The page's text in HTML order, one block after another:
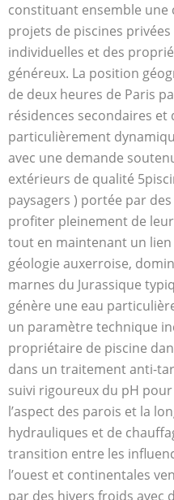
constituant ensemble une
projets de piscines
individuelles et des
généreux. La position
de deux heures de Paris
résidences secondaires et
particulièrement
avec une demande
extérieurs de qualité
paysagers ) portée par
profiter pleinement de
tout en maintenant un lien
géologie auxerroise,
marnes du Jurassique
génère une eau
un paramètre technique
propriétaire de piscine
dans un traitement anti-
suivi rigoureux du pH
l’aspect des parois et la
hydrauliques et de
transition entre les
l’ouest et continentales
par des hivers froids avec